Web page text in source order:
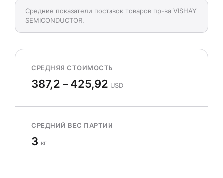
Средние показатели поставок товаров пр-ва VISHAY
SEMICONDUCTOR.
СРЕДНЯЯ СТОИМОСТЬ
387,2 – 425,92 USD
СРЕДНИЙ ВЕС ПАРТИИ
3 кг